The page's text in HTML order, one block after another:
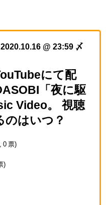
@ 23:59 〆
にて配
「夜に駆
Video。 視聴
のはいつ？
0 票)
)